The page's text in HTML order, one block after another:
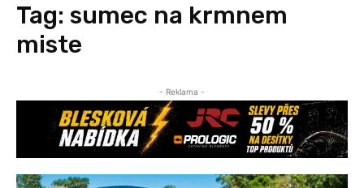
Tag: sumec na krmnem
miste
- Reklama -